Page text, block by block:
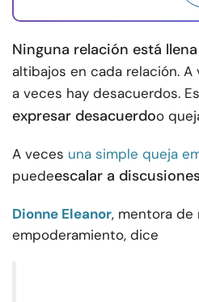
Ninguna relación está
altibajos en cada relación.
a veces hay desacuerdos.
expresar desacuerdoo
A veces una simple queja
puedeescalar a
Dionne Eleanor, mentora de
empoderamiento, dice